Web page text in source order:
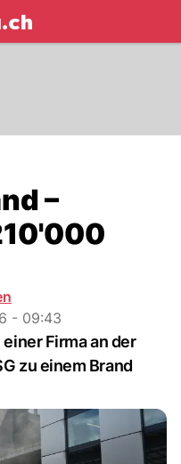
NAU.ch
–
- 09:43
Firma an der
zu einem Brand